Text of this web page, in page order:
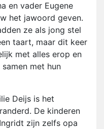
en vader Eugene
het jawoord geven.
ze als jong stel
taart, maar dit keer
met alles erop en
met hun
Deijs is het
De kinderen
zijn zelfs opa